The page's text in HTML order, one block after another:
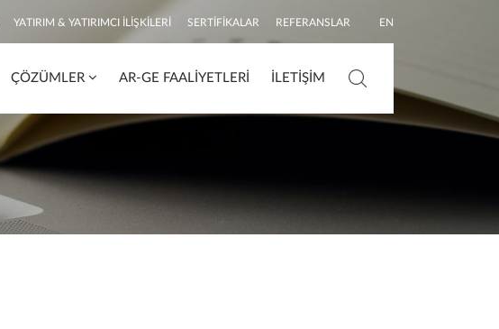
YATIRIM & YATIRIMCI İLIŞKILERI SERTIFIKALAR REFERANSLAR EN
ÇÖZÜMLER AR-GE FAALIYETLERI İLETIŞIM